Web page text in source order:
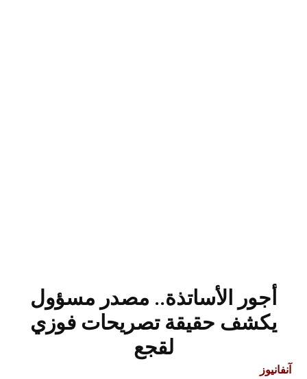
أجور الأساتذة.. مصدر مسؤول
يكشف حقيقة تصريحات فوزي
لقجع
آنفانيوز